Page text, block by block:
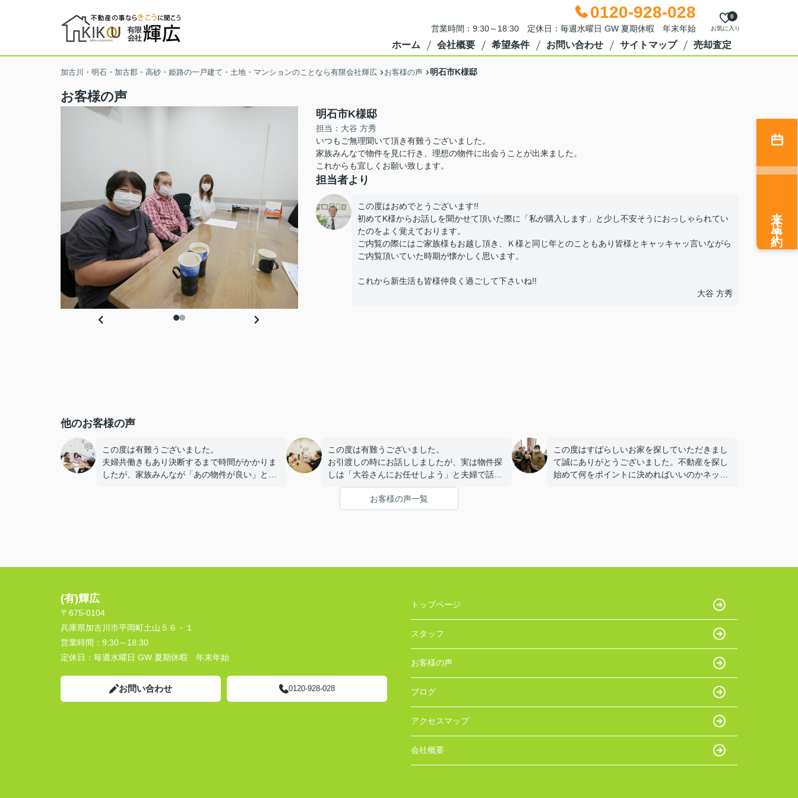
0120-928-028
営業時間：9:30～18:30 定休日：毎週水曜日 GW 夏期休暇 年末年始 お気に入り
0
ホーム 会社概要 希望条件 お問い合わせ サイトマップ 売却査定
加古川・明石・加古郡・高砂・姫路の一戸建て・土地・マンションのことなら有限会社輝広 お客様の声 明石市K様邸
お客様の声
明石市K様邸
担当：大谷 方秀
いつもご無理聞いて頂き有難うございました。
家族みんなで物件を見に行き、理想の物件に出会うことが出来ました。
これからも宜しくお願い致します。
担当者より
この度はおめでとうございます!!
初めてK様からお話しを聞かせて頂いた際に「私が購入します」と少し不安そうにおっしゃられてい
たのをよく覚えております。
ご内覧の際にはご家族様もお越し頂き、Ｋ様と同じ年とのこともあり皆様とキャッキャッ言いながら
ご内覧頂いていた時期が懐かしく思います。
これから新生活も皆様仲良く過ごして下さいね!!
大谷 方秀
他のお客様の声
この度は有難うございました。
夫婦共働きもあり決断するまで時間がかかりま
したが、家族みんなが「あの物件が良い」と話
この度は有難うございました。
お引渡しの時にお話ししましたが、実は物件探
しは「大谷さんにお任せしよう」と夫婦で話し
てたんですよ笑笑
また、これからリフォームに入るので完成した
ら遊びに来て下さいねー！！
この度はすばらしいお家を探していただきまし
て誠にありがとうございました。不動産を探し
始めて何をポイントに決めればいいのかネット
お客様の声一覧
来店予約
(有)輝広
〒675-0104
兵庫県加古川市平岡町土山５６－１
営業時間： 9:30～18:30
定休日： 毎週水曜日 GW 夏期休暇 年末年始
お問い合わせ 0120-928-028
トップページ
スタッフ
お客様の声
ブログ
アクセスマップ
会社概要